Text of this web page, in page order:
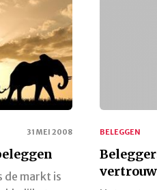
31 MEI 2008
de markt is
BELEGGEN